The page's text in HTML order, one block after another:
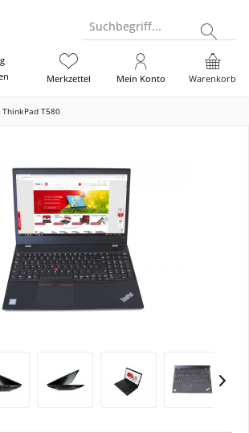
Suchbegriff...
Warenkorb
Merkzettel Mein Konto
ThinkPad T580